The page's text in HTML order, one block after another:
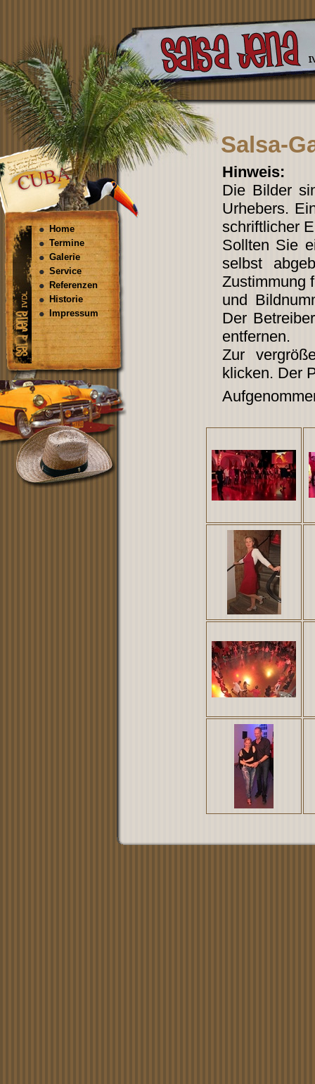
Home
Termine
Galerie
Service
Referenzen
Historie
Impressum
8.Salsa-
Hinweis:
Die Bilder
Urhebers.
schriftlicher
Sollten Sie
selbst
Zustimmung
und
Der
entfernen.
Zur
klicken. Der